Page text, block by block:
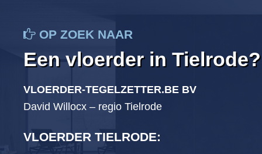
OP ZOEK NAAR
Een vloerder in Tielrode?
VLOERDER-TEGELZETTER.BE BV
David Willocx – regio Tielrode
VLOERDER TIELRODE: